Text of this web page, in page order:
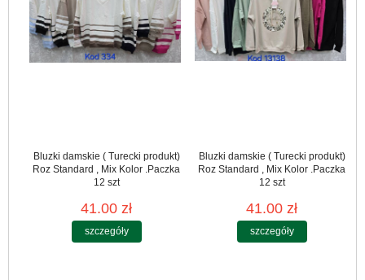
Bluzki damskie ( Turecki produkt)
Roz Standard , Mix Kolor .Paczka
12 szt
41.00 zł
szczegóły
Bluzki damskie ( Turecki produkt)
Roz Standard , Mix Kolor .Paczka
12 szt
41.00 zł
szczegóły